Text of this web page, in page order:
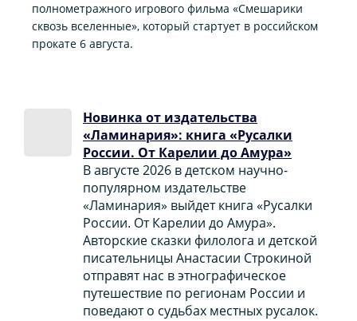
полнометражного игрового фильма «Смешарики
сквозь вселенные», который стартует в российском
прокате 6 августа.
Новинка от издательства
«Ламинария»: книга «Русалки
России. От Карелии до Амура»
В августе 2026 в детском научно-
популярном издательстве
«Ламинария» выйдет книга «Русалки
России. От Карелии до Амура».
Авторские сказки филолога и детской
писательницы Анастасии Строкиной
отправят нас в этнографическое
путешествие по регионам России и
поведают о судьбах местных русалок.